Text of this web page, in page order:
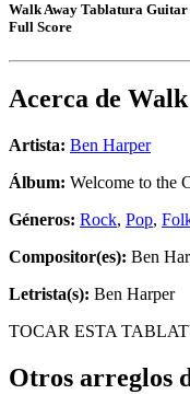
Walk Away Tablatura
Full Score
Acerca de
Artista: Ben Harper
Álbum: Welcome to the
Géneros: Rock, Pop,
Compositor(es): Ben
Letrista(s): Ben Harper
TOCAR ESTA
Otros arreglos